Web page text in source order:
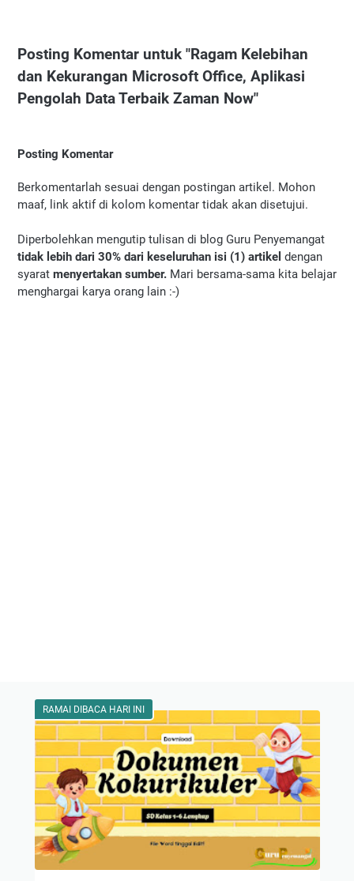
Posting Komentar untuk "Ragam Kelebihan
dan Kekurangan Microsoft Office, Aplikasi
Pengolah Data Terbaik Zaman Now"
Posting Komentar
Berkomentarlah sesuai dengan postingan artikel. Mohon
maaf, link aktif di kolom komentar tidak akan disetujui.
Diperbolehkan mengutip tulisan di blog Guru Penyemangat
tidak lebih dari 30% dari keseluruhan isi (1) artikel dengan
syarat menyertakan sumber. Mari bersama-sama kita belajar
menghargai karya orang lain :-)
RAMAI DIBACA HARI INI